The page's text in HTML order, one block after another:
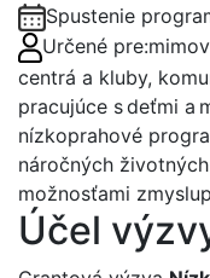
Spustenie
Určené pre:
centrá a kluby,
pracujúce s deťmi a
nízkoprahové
náročných
možnosťami
Účel